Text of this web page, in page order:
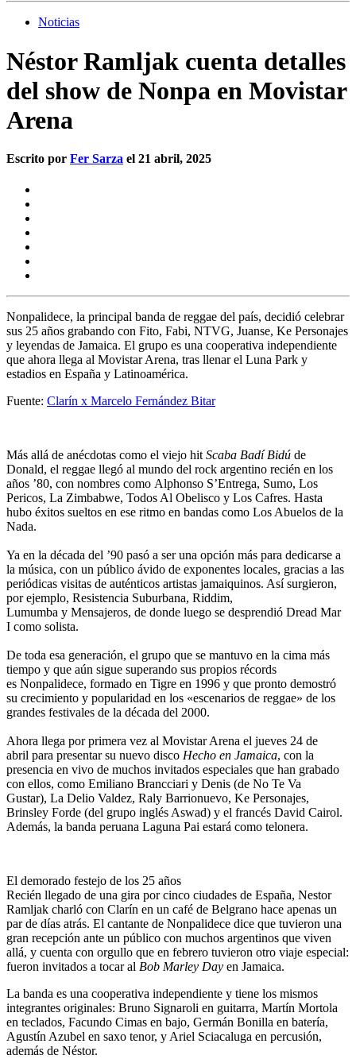
Noticias
Néstor Ramljak cuenta detalles
del show de Nonpa en Movistar
Arena
Escrito por Fer Sarza el 21 abril, 2025
Nonpalidece, la principal banda de reggae del país, decidió celebrar
sus 25 años grabando con Fito, Fabi, NTVG, Juanse, Ke Personajes
y leyendas de Jamaica. El grupo es una cooperativa independiente
que ahora llega al Movistar Arena, tras llenar el Luna Park y
estadios en España y Latinoamérica.
Fuente: Clarín x Marcelo Fernández Bitar
Más allá de anécdotas como el viejo hitScaba Badí Bidú de
Donald, el reggae llegó al mundo del rock argentino recién en los
años ’80, con nombres como Alphonso S’Entrega, Sumo, Los
Pericos, La Zimbabwe, Todos Al Obelisco y Los Cafres. Hasta
hubo éxitos sueltos en ese ritmo en bandas como Los Abuelos de la
Nada.
Ya en la década del ’90 pasó a ser una opción más para dedicarse a
la música, con un público ávido de exponentes locales, gracias a las
periódicas visitas de auténticos artistas jamaiquinos. Así surgieron,
por ejemplo, Resistencia Suburbana, Riddim,
Lumumba y Mensajeros, de donde luego se desprendió Dread Mar
I como solista.
De toda esa generación, el grupo que se mantuvo en la cima más
tiempo y que aún sigue superando sus propios récords
es Nonpalidece, formado en Tigre en 1996 y que pronto demostró
su crecimiento y popularidad en los «escenarios de reggae» de los
grandes festivales de la década del 2000.
Ahora llega por primera vez al Movistar Arena el jueves 24 de
abril para presentar su nuevo disco Hecho en Jamaica, con la
presencia en vivo de muchos invitados especiales que han grabado
con ellos, como Emiliano Brancciari y Denis (de No Te Va
Gustar), La Delio Valdez, Raly Barrionuevo, Ke Personajes,
Brinsley Forde (del grupo inglés Aswad) y el francés David Cairol.
Además, la banda peruana Laguna Pai estará como telonera.
El demorado festejo de los 25 años
Recién llegado de una gira por cinco ciudades de España, Nestor
Ramljak charló con Clarín en un café de Belgrano hace apenas un
par de días atrás. El cantante de Nonpalidece dice que tuvieron una
gran recepción ante un público con muchos argentinos que viven
allá, y cuenta con orgullo que en febrero tuvieron otro viaje especial:
fueron invitados a tocar al Bob Marley Day en Jamaica.
La banda es una cooperativa independiente y tiene los mismos
integrantes originales: Bruno Signaroli en guitarra, Martín Mortola
en teclados, Facundo Cimas en bajo, Germán Bonilla en batería,
Agustín Azubel en saxo tenor, y Ariel Sciacaluga en percusión,
además de Néstor.